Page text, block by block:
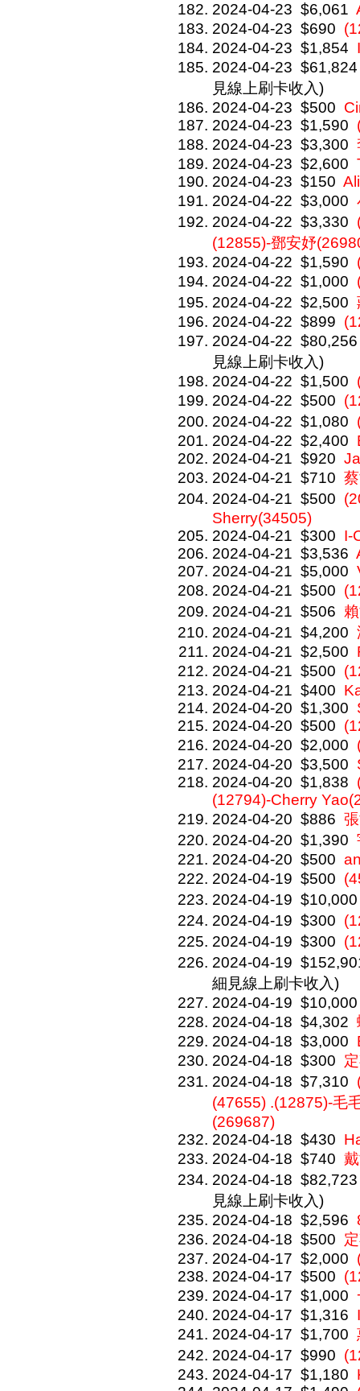
2024-04-23 $6,061
2024-04-23 $690
2024-04-23 $1,854
2024-04-23 $61,824
見線上刷卡收入)
2024-04-23 $500
2024-04-23 $1,590
2024-04-23 $3,300
2024-04-23 $2,600
2024-04-23 $150
2024-04-22 $3,000
2024-04-22 $3,330
(12855)-鄧安妤
2024-04-22 $1,590
2024-04-22 $1,000
2024-04-22 $2,500
2024-04-22 $899
2024-04-22 $80,256
見線上刷卡收入)
2024-04-22 $1,500
2024-04-22 $500
2024-04-22 $1,080
2024-04-22 $2,400
2024-04-21 $920
2024-04-21 $710
2024-04-21 $500
Sherry(34505)
2024-04-21 $300 I-
2024-04-21 $3,536
2024-04-21 $5,000
2024-04-21 $500
2024-04-21 $506
2024-04-21 $4,200
2024-04-21 $2,500
2024-04-21 $500
2024-04-21 $400
2024-04-20 $1,300
2024-04-20 $500
2024-04-20 $2,000
2024-04-20 $3,500
2024-04-20 $1,838
(12794)-Cherry
2024-04-20 $886
2024-04-20 $1,390
2024-04-20 $500
2024-04-19 $500
2024-04-19 $10,000
2024-04-19 $300
2024-04-19 $300
2024-04-19
細見線上刷卡收入)
2024-04-19 $10,000
2024-04-18 $4,302
2024-04-18 $3,000
2024-04-18 $300
2024-04-18 $7,310
(47655) .(12875)-毛
(269687)
2024-04-18 $430
2024-04-18 $740
2024-04-18 $82,723
見線上刷卡收入)
2024-04-18 $2,596
2024-04-18 $500
2024-04-17 $2,000
2024-04-17 $500
2024-04-17 $1,000
2024-04-17 $1,316
2024-04-17 $1,700
2024-04-17 $990
2024-04-17 $1,180